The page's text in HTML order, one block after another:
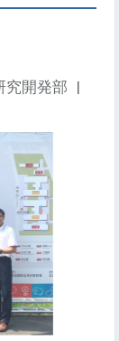
究開発部 |